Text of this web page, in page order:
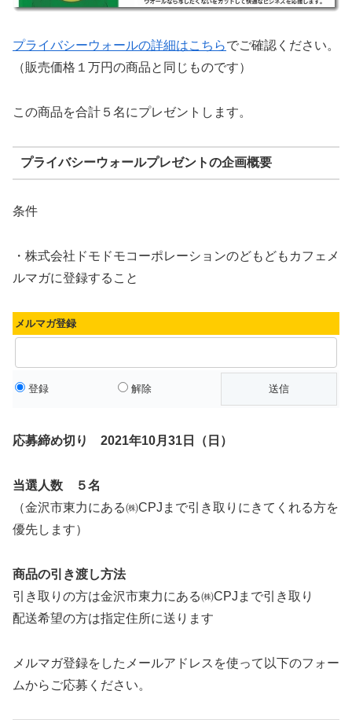
プライバシーウォールの詳細はこちらでご確認ください。
（販売価格１万円の商品と同じものです）
この商品を合計５名にプレゼントします。
プライバシーウォールプレゼントの企画概要
条件
・株式会社ドモドモコーポレーションのどもどもカフェメ
ルマガに登録すること
メルマガ登録
登録 解除
応募締め切り 2021年10月31日（日）
当選人数 ５名
（金沢市東力にある㈱CPJまで引き取りにきてくれる方を
優先します）
商品の引き渡し方法
引き取りの方は金沢市東力にある㈱CPJまで引き取り
配送希望の方は指定住所に送ります
メルマガ登録をしたメールアドレスを使って以下のフォー
ムからご応募ください。